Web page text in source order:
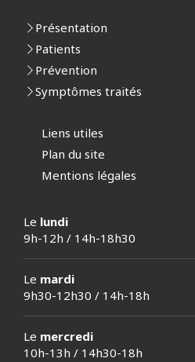
Présentation
Patients
Prévention
Symptômes traités
Liens utiles
Plan du site
Mentions légales
Le lundi
9h-12h / 14h-18h30
Le mardi
9h30-12h30 / 14h-18h
Le mercredi
10h-13h / 14h30-18h